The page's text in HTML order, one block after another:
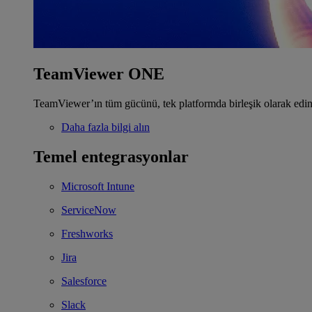
TeamViewer ONE
TeamViewer’ın tüm gücünü, tek platformda birleşik olarak
Daha fazla bilgi alın
Temel entegrasyonlar
Microsoft Intune
ServiceNow
Freshworks
Jira
Salesforce
Slack